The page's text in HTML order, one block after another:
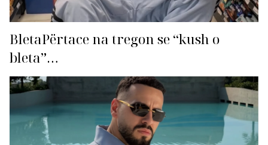
BletaPërtace na tregon se “kush o
bleta”…